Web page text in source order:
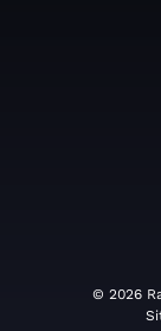
© 2026